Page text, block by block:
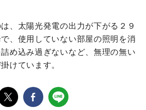
、太陽光発電の出力が下がる２９
、使用していない部屋の照明を消
め込み過ぎないなど、無理の無い
けています。